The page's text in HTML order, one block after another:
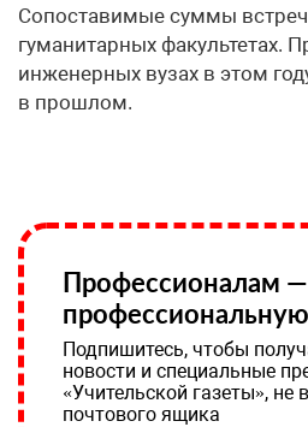
Сопоставимые суммы
гуманитарных факультетах.
инженерных вузах в этом
в прошлом.
Профессионалам —
Подпишитесь, чтобы
новости и специальные
«Учительской газеты», не
почтового ящика